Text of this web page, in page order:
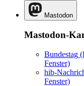
Mastodon
Mastodon-
Bundestag
Fenster)
hib-
Fenster)